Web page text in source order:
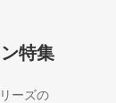
特集
ーズの